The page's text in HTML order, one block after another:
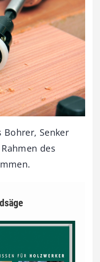
Bohrer, Senker
des